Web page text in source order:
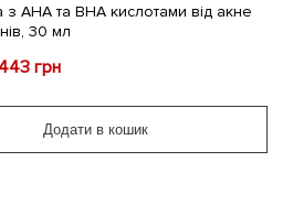
з AHA та ВНА кислотами від акне
30 мл
443грн
Додати в кошик